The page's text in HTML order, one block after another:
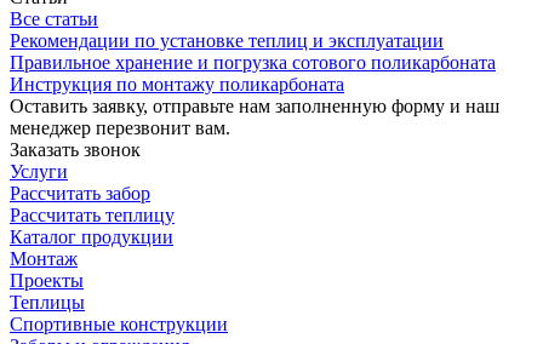
Все статьи
Рекомендации по установке теплиц и эксплуатации
Правильное хранение и погрузка сотового поликарбоната
Инструкция по монтажу поликарбоната
Оставить заявку, отправьте нам заполненную форму и наш
менеджер перезвонит вам.
Заказать звонок
Услуги
Рассчитать забор
Рассчитать теплицу
Каталог продукции
Монтаж
Проекты
Теплицы
Спортивные конструкции